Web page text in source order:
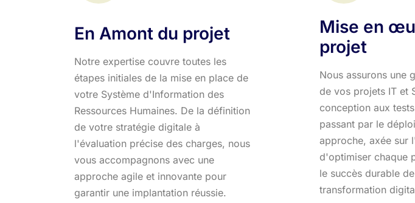
En Amont du projet
Notre expertise couvre toutes les
étapes initiales de la mise en place de
votre Système d'Information des
Ressources Humaines. De la définition
de votre stratégie digitale à
l'évaluation précise des charges, nous
vous accompagnons avec une
approche agile et innovante pour
garantir une implantation réussie.
Mise en
projet
Nous assurons une
de vos projets IT et
conception aux
passant par le
approche, axée sur
d'optimiser chaque
le succès durable
transformation